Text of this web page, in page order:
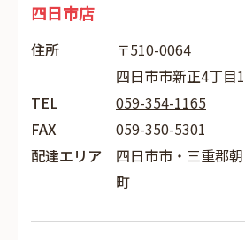
四日市店
住所
〒510-0064
四日市市新正4丁目
TEL
059-354-1165
FAX
059-350-5301
配達エリア
四日市市・三重郡
町